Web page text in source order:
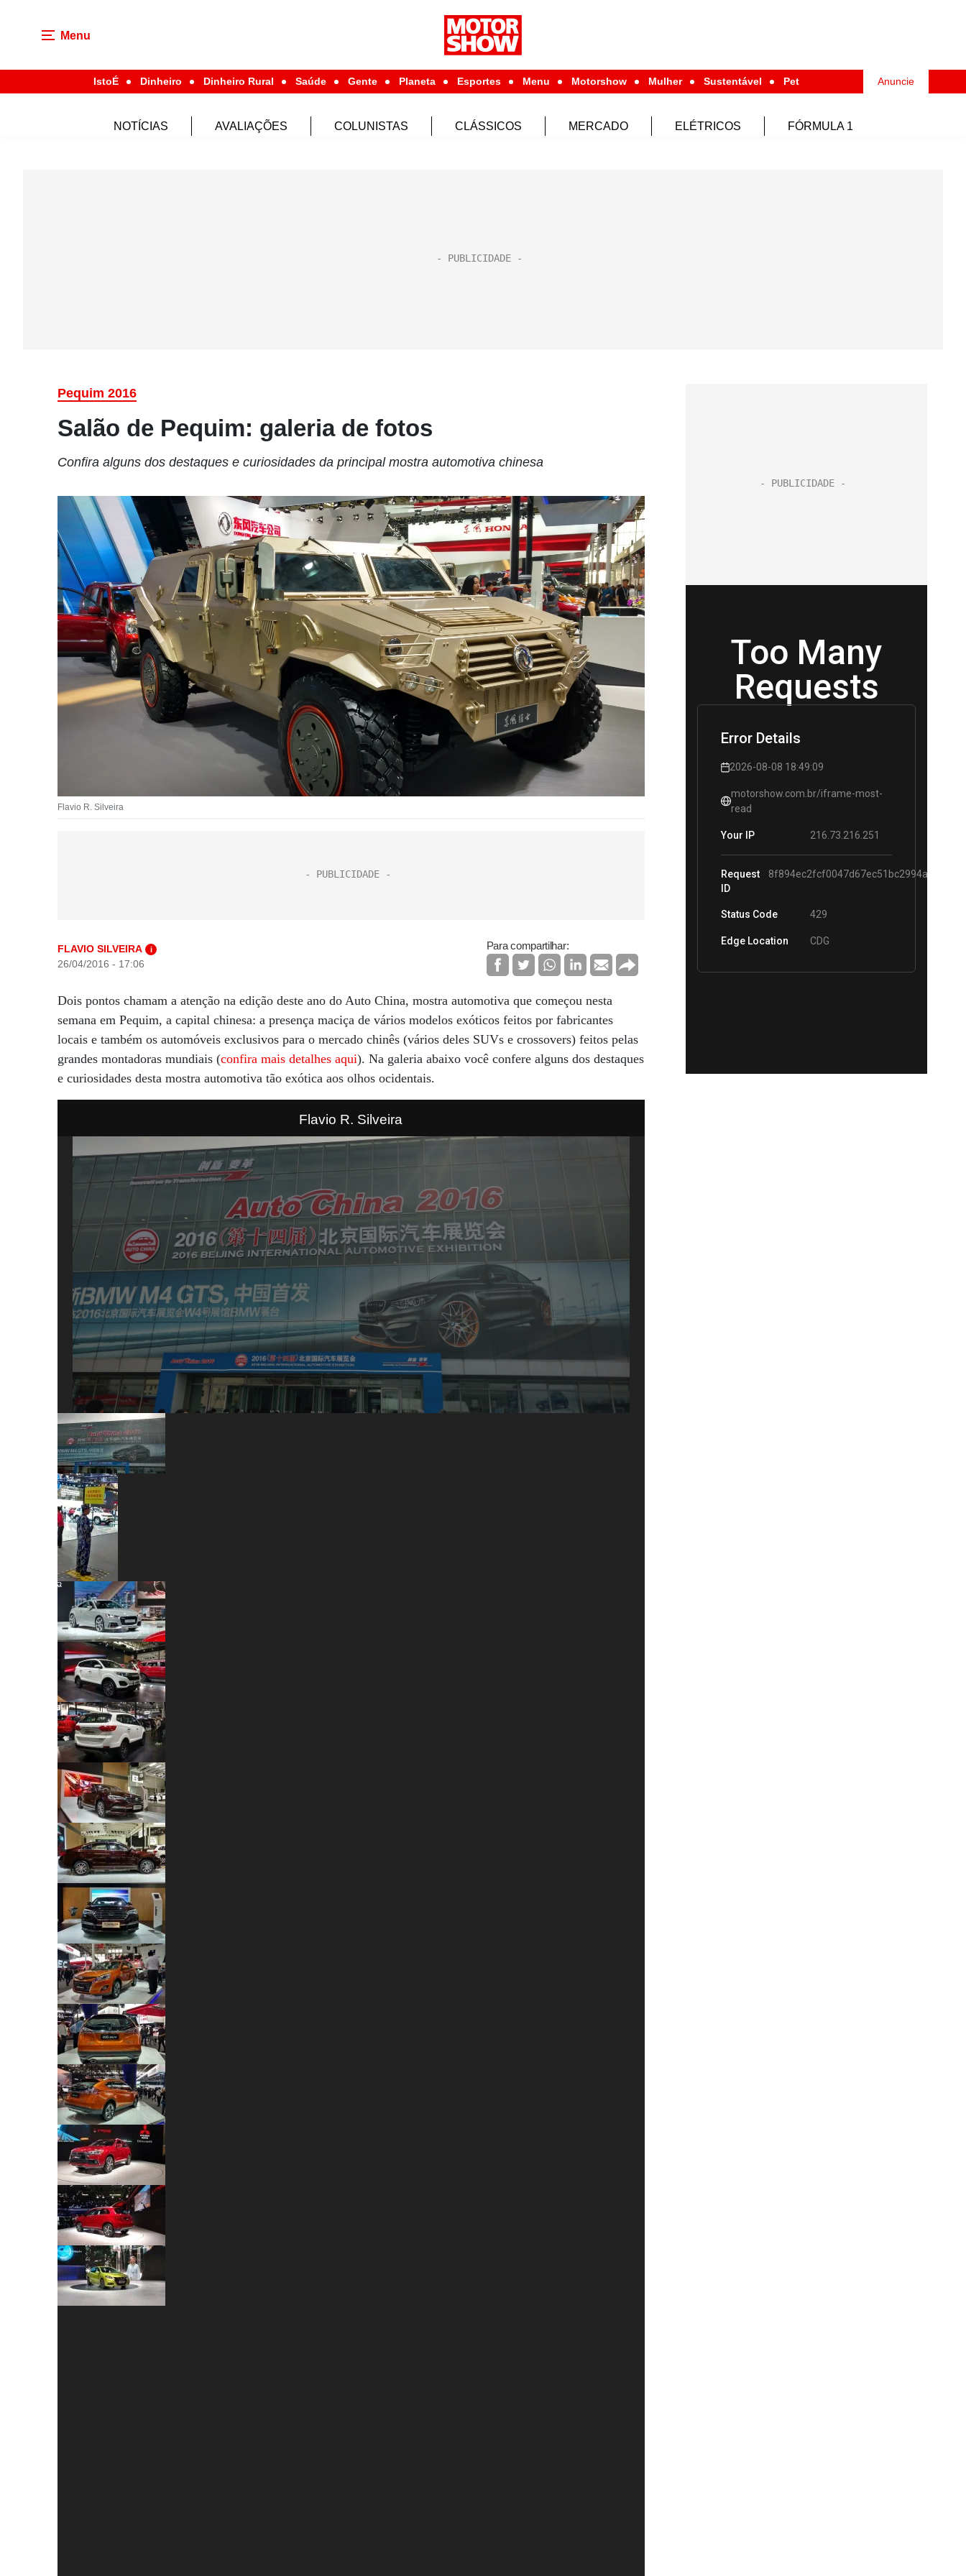
Menu
IstoÉ Dinheiro Dinheiro Rural Saúde Gente Planeta Esportes Menu Motorshow Mulher Sustentável Pet Anuncie
NOTÍCIAS AVALIAÇÕES COLUNISTAS CLÁSSICOS MERCADO ELÉTRICOS FÓRMULA 1
Pequim 2016
Salão de Pequim: galeria de fotos
Confira alguns dos destaques e curiosidades da principal mostra automotiva chinesa
Flavio R. Silveira
FLAVIO SILVEIRA i
26/04/2016 - 17:06
Para compartilhar:
Dois pontos chamam a atenção na edição deste ano do Auto China, mostra automotiva que começou nesta
semana em Pequim, a capital chinesa: a presença maciça de vários modelos exóticos feitos por fabricantes
locais e também os automóveis exclusivos para o mercado chinês (vários deles SUVs e crossovers) feitos pelas
grandes montadoras mundiais (confira mais detalhes aqui). Na galeria abaixo você confere alguns dos destaques
e curiosidades desta mostra automotiva tão exótica aos olhos ocidentais.
Flavio R. Silveira